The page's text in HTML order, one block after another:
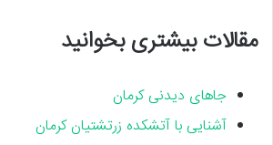
مقالات بیشتری بخوانید
جاهای دیدنی کرمان
آشنایی با آتشکده زرتشتیان کرمان